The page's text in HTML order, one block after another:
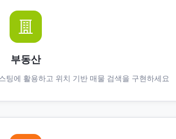
부동산
팅에 활용하고 위치 기반 매물 검색을 구현하세요